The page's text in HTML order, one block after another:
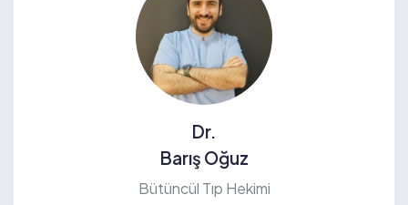
Dr.
Barış Oğuz
Bütüncül Tıp Hekimi